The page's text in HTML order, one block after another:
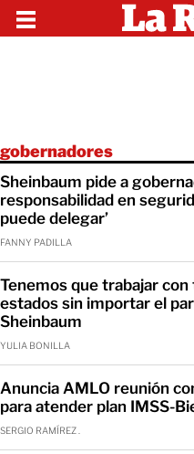
gobernadores
Sheinbaum pide a
responsabilidad en
puede delegar’
FANNY PADILLA
Tenemos que trabajar con
estados sin importar el
Sheinbaum
YULIA BONILLA
Anuncia AMLO reunión
para atender plan IMSS-
SERGIO RAMÍREZ .